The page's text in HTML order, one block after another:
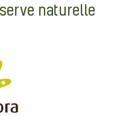
naturelle